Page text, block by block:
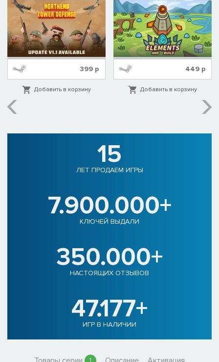
399 р
Добавить в корзину
449 р
Добавить в корзину
15
ЛЕТ ПРОДАЕМ ИГРЫ
7.900.000+
КЛЮЧЕЙ ВЫДАЛИ
350.000+
НАСТОЯЩИХ ОТЗЫВОВ
47.177+
ИГР В НАЛИЧИИ
1